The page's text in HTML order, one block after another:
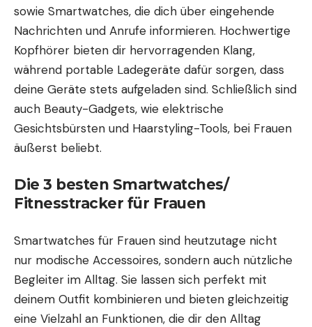
sowie Smartwatches, die dich über eingehende
Nachrichten und Anrufe informieren. Hochwertige
Kopfhörer bieten dir hervorragenden Klang,
während portable Ladegeräte dafür sorgen, dass
deine Geräte stets aufgeladen sind. Schließlich sind
auch Beauty-Gadgets, wie elektrische
Gesichtsbürsten und Haarstyling-Tools, bei Frauen
äußerst beliebt.
Die 3 besten Smartwatches/
Fitnesstracker für Frauen
Smartwatches für Frauen sind heutzutage nicht
nur modische Accessoires, sondern auch nützliche
Begleiter im Alltag. Sie lassen sich perfekt mit
deinem Outfit kombinieren und bieten gleichzeitig
eine Vielzahl an Funktionen, die dir den Alltag